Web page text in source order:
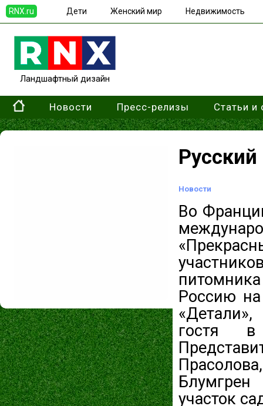
RNX.ru Дети Женский мир Недвижимость
Ландшафтный дизайн
Новости Пресс-релизы Статьи и
Новости
Во
питомника
Россию
гостя в
участок